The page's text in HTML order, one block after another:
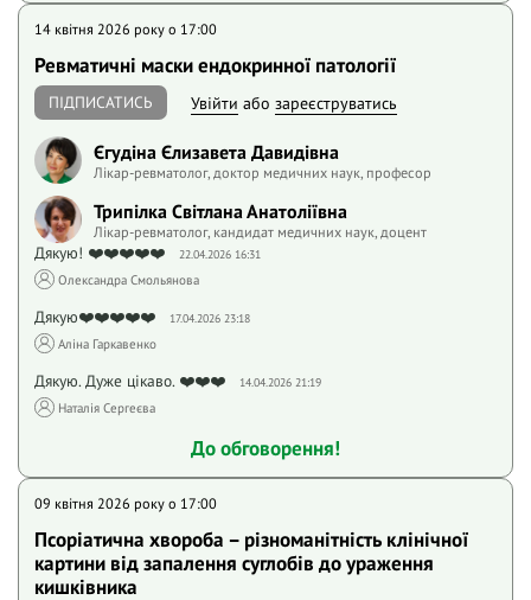
14 квітня 2026 року o 17:00
Ревматичні маски ендокринної патології
ПІДПИСАТИСЬ Увійти або зареєструватись
Єгудіна Єлизавета Давидівна
Лікар-ревматолог, доктор медичних наук, професор
Трипілка Світлана Анатоліївна
Лікар-ревматолог, кандидат медичних наук, доцент
Дякую! ❤️❤️❤️❤️❤️ 22.04.2026 16:31
Олександра Смольянова
Дякую❤️❤️❤️❤️❤️ 17.04.2026 23:18
Аліна Гаркавенко
Дякую. Дуже цікаво. ❤️❤️❤️ 14.04.2026 21:19
Наталія Сергеєва
До обговорення!
09 квітня 2026 року o 17:00
Псоріатична хвороба – різноманітність клінічної
картини від запалення суглобів до ураження
кишківника